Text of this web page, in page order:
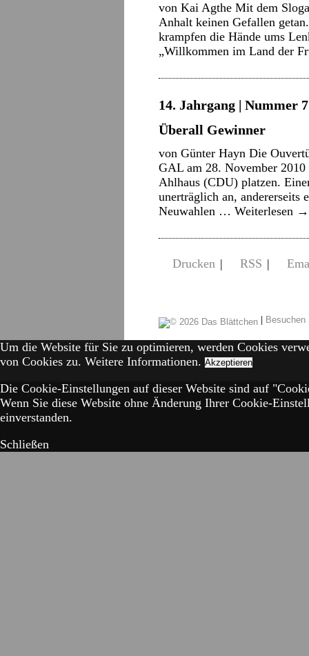
von Kai Agthe Mit dem
Anhalt keinen Gefallen
krampfen die Hände ums
„Willkommen im Land der
14. Jahrgang | Nummer
Überall Gewinner
von Günter Hayn Die
GAL am 28. November
Ahlhaus (CDU) platzen.
unerträglich an, andererseits
Neuwahlen … Weiterlesen →
Drucken | RSS |
|
Um die Website für Sie zu optimieren, werden Cookies
von Cookies zu. Weitere Informationen. Akzeptieren
Die Cookie-Einstellungen auf dieser Website sind auf
Wenn Sie diese Website ohne Änderung Ihrer Cookie-
einverstanden.
Schließen